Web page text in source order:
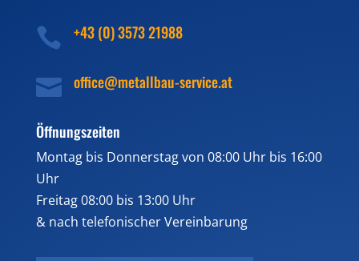
 +43 (0) 3573 21988
 office@metallbau-service.at
Öffnungszeiten
Montag bis Donnerstag von 08:00 Uhr bis 16:00
Uhr
Freitag 08:00 bis 13:00 Uhr
& nach telefonischer Vereinbarung